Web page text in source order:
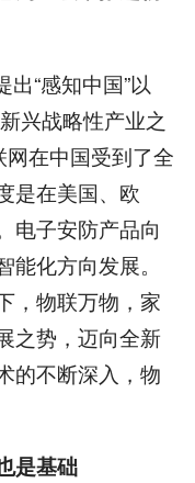
“感知中国”以
兴战略性产业之
网在中国受到了全
是在美国、欧
电子安防产品向
化方向发展。
，物联万物，家
之势，迈向全新
的不断深入，物
是基础